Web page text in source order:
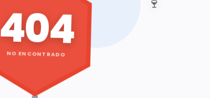
🍷
404
NO ENCONTRADO